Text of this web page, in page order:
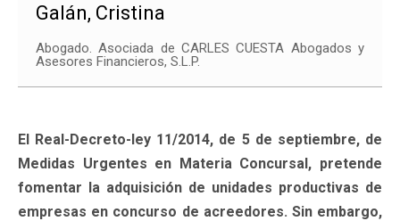
Galán, Cristina
Abogado. Asociada de CARLES CUESTA Abogados y
Asesores Financieros, S.L.P.
El Real-Decreto-ley 11/2014, de 5 de septiembre, de
Medidas Urgentes en Materia Concursal, pretende
fomentar la adquisición de unidades productivas de
empresas en concurso de acreedores. Sin embargo,